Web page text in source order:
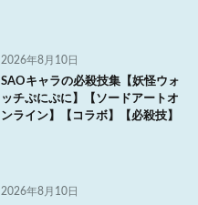
2026年8月10日
SAOキャラの必殺技集【妖怪ウォ
ッチぷにぷに】【ソードアートオ
ンライン】【コラボ】【必殺技】
2026年8月10日